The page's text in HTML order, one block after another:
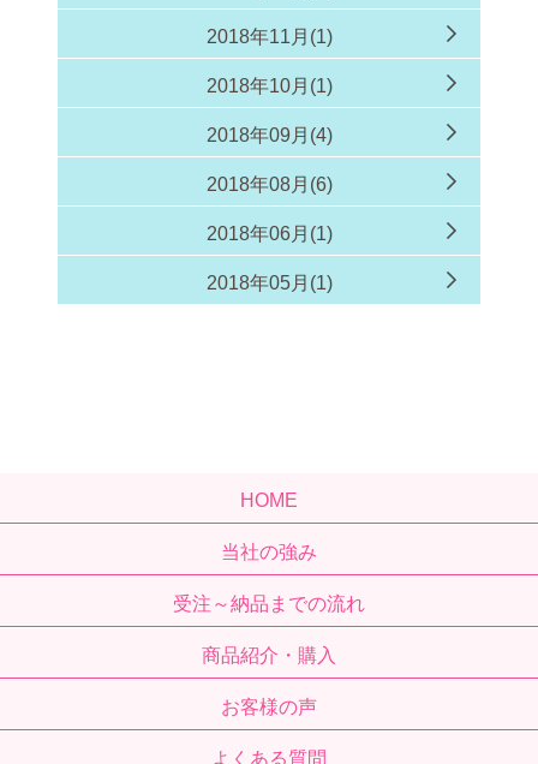
2018年11月(1)
2018年10月(1)
2018年09月(4)
2018年08月(6)
2018年06月(1)
2018年05月(1)
HOME
当社の強み
受注～納品までの流れ
商品紹介・購入
お客様の声
よくある質問